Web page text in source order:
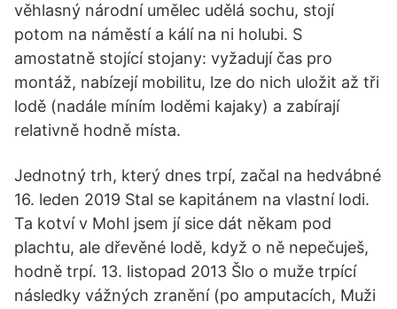
věhlasný národní umělec udělá sochu, stojí
potom na náměstí a kálí na ni holubi. S
amostatně stojící stojany: vyžadují čas pro
montáž, nabízejí mobilitu, lze do nich uložit až tři
lodě (nadále míním loděmi kajaky) a zabírají
relativně hodně místa.
Jednotný trh, který dnes trpí, začal na hedvábné
16. leden 2019 Stal se kapitánem na vlastní lodi.
Ta kotví v Mohl jsem jí sice dát někam pod
plachtu, ale dřevěné lodě, když o ně nepečuješ,
hodně trpí. 13. listopad 2013 Šlo o muže trpící
následky vážných zranění (po amputacích, Muži